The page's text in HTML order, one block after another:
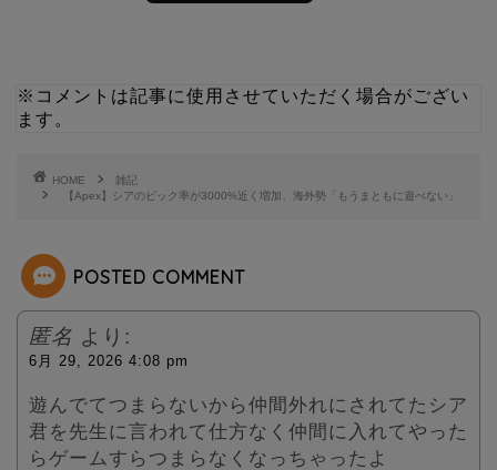
t
r
※コメントは記事に使用させていただく場合がござい
ます。
HOME
雑記
【Apex】シアのピック率が3000%近く増加、海外勢「もうまともに遊べない」
POSTED COMMENT
匿名 より:
6月 29, 2026 4:08 pm
遊んでてつまらないから仲間外れにされてたシア
君を先生に言われて仕方なく仲間に入れてやった
らゲームすらつまらなくなっちゃったよ